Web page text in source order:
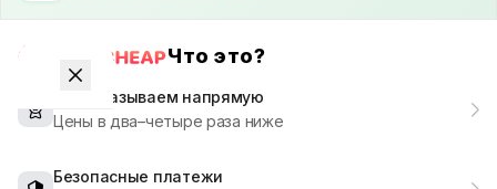
Что это?
Мы заказываем напрямую
Цены в два–четыре раза ниже
Безопасные платежи